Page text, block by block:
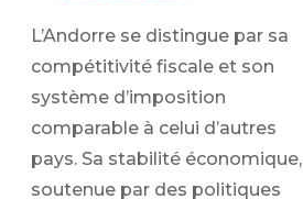
L’Andorre se distingue par sa
compétitivité fiscale et son
système d’imposition
comparable à celui d’autres
pays. Sa stabilité économique,
soutenue par des politiques